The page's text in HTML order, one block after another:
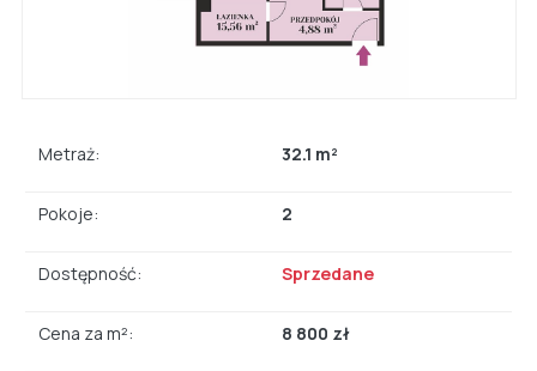
Metraż: 32.1 m²
Pokoje: 2
Dostępność: Sprzedane
Cena za m²: 8 800 zł